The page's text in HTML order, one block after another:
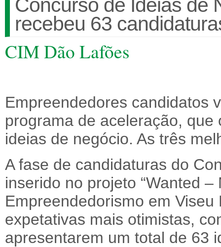
Concurso de Ideias de
recebeu 63
CIM Dão Lafões
Empreendedores candidatos
programa de aceleração,
ideias de negócio. As três
A fase de candidaturas do
inserido no projeto “Wanted –
Empreendedorismo em Viseu
expetativas mais otimistas,
apresentarem um total de 63